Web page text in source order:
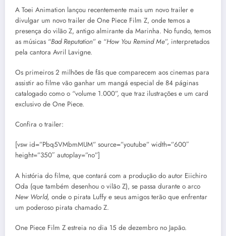
A Toei Animation lançou recentemente mais um novo trailer e
divulgar um novo trailer de One Piece Film Z, onde temos a
presença do vilão Z, antigo almirante da Marinha. No fundo, temos
as músicas “Bad Reputation” e “How You Remind Me”, interpretados
pela cantora Avril Lavigne.
Os primeiros 2 milhões de fãs que comparecem aos cinemas para
assistir ao filme vão ganhar um mangá especial de 84 páginas
catalogado como o “volume 1.000”, que traz ilustrações e um card
exclusivo de One Piece.
Confira o trailer:
[vsw id=”Pbq5VMbmMUM” source=”youtube” width=”600″
height=”350″ autoplay=”no”]
A história do filme, que contará com a produção do autor Eiichiro
Oda (que também desenhou o vilão Z), se passa durante o arco
New World, onde o pirata Luffy e seus amigos terão que enfrentar
um poderoso pirata chamado Z.
One Piece Film Z estreia no dia 15 de dezembro no Japão.